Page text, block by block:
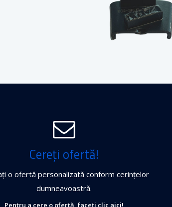
Cereți ofertă!
o ofertă personalizată conform cerințelor
dumneavoastră.
Pentru a cere o ofertă, faceți clic aici!